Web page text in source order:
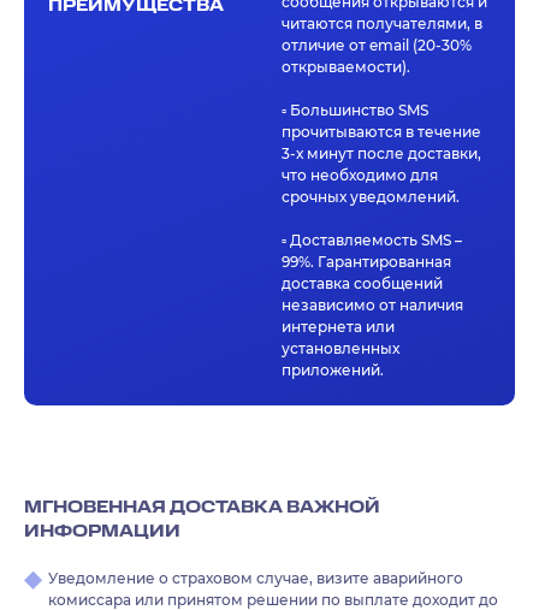
ПРЕИМУЩЕСТВА
читаются получателями, в
отличие от email (20-30%
открываемости).
▫️ Большинство SMS
прочитываются в течение
3-х минут после доставки,
что необходимо для
срочных уведомлений.
▫️ Доставляемость SMS –
99%. Гарантированная
доставка сообщений
независимо от наличия
интернета или
установленных
приложений.
МГНОВЕННАЯ ДОСТАВКА ВАЖНОЙ
ИНФОРМАЦИИ
Уведомление о страховом случае, визите аварийного
комиссара или принятом решении по выплате доходит до